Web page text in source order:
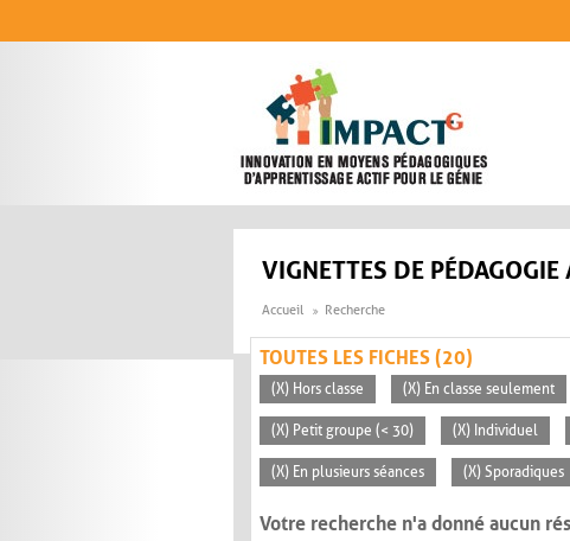
VIGNETTES DE PÉDAGOGIE
Accueil Recherche
TOUTES LES FICHES (20)
(X) Hors classe (X) En classe seulement
(X) Petit groupe (< 30) (X) Individuel
(X) En plusieurs séances (X) Sporadiques
Votre recherche n'a donné aucun